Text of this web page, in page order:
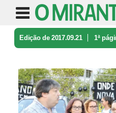
Edição de 2017.09.21 1ª